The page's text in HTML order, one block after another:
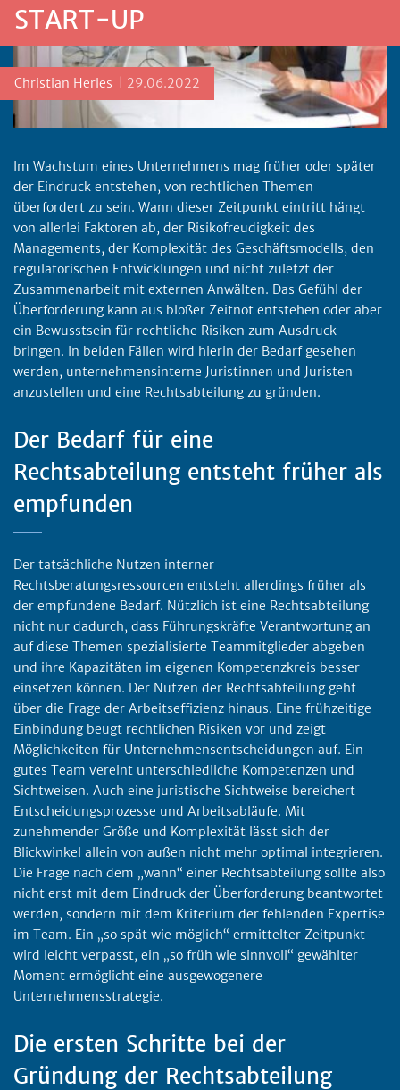
START-UP
Posted by
Christian Herles 29.06.2022
Im Wachstum eines Unternehmens mag früher oder später
der Eindruck entstehen, von rechtlichen Themen
überfordert zu sein. Wann dieser Zeitpunkt eintritt hängt
von allerlei Faktoren ab, der Risikofreudigkeit des
Managements, der Komplexität des Geschäftsmodells, den
regulatorischen Entwicklungen und nicht zuletzt der
Zusammenarbeit mit externen Anwälten. Das Gefühl der
Überforderung kann aus bloßer Zeitnot entstehen oder aber
ein Bewusstsein für rechtliche Risiken zum Ausdruck
bringen. In beiden Fällen wird hierin der Bedarf gesehen
werden, unternehmensinterne Juristinnen und Juristen
anzustellen und eine Rechtsabteilung zu gründen.
Der Bedarf für eine
Rechtsabteilung entsteht früher als
empfunden
Der tatsächliche Nutzen interner
Rechtsberatungsressourcen entsteht allerdings früher als
der empfundene Bedarf. Nützlich ist eine Rechtsabteilung
nicht nur dadurch, dass Führungskräfte Verantwortung an
auf diese Themen spezialisierte Teammitglieder abgeben
und ihre Kapazitäten im eigenen Kompetenzkreis besser
einsetzen können. Der Nutzen der Rechtsabteilung geht
über die Frage der Arbeitseffizienz hinaus. Eine frühzeitige
Einbindung beugt rechtlichen Risiken vor und zeigt
Möglichkeiten für Unternehmensentscheidungen auf. Ein
gutes Team vereint unterschiedliche Kompetenzen und
Sichtweisen. Auch eine juristische Sichtweise bereichert
Entscheidungsprozesse und Arbeitsabläufe. Mit
zunehmender Größe und Komplexität lässt sich der
Blickwinkel allein von außen nicht mehr optimal integrieren.
Die Frage nach dem „wann“ einer Rechtsabteilung sollte also
nicht erst mit dem Eindruck der Überforderung beantwortet
werden, sondern mit dem Kriterium der fehlenden Expertise
im Team. Ein „so spät wie möglich“ ermittelter Zeitpunkt
wird leicht verpasst, ein „so früh wie sinnvoll“ gewählter
Moment ermöglicht eine ausgewogenere
Unternehmensstrategie.
Die ersten Schritte bei der
Gründung der Rechtsabteilung